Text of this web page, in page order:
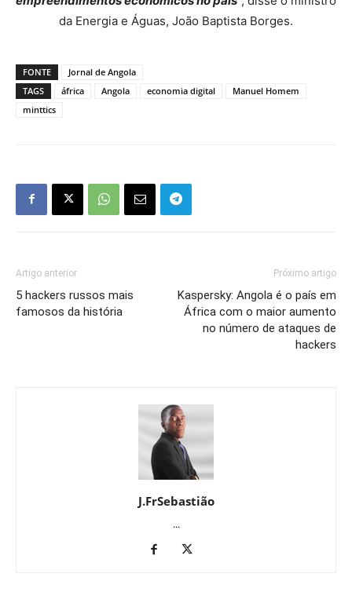
da Energia e Águas, João Baptista Borges.
FONTE
Jornal de Angola
TAGS
áfrica Angola economia digital
Manuel Homem
minttics
Artigo anterior
5 hackers russos mais
famosos da história
Próximo artigo
Kaspersky: Angola é o país em
África com o maior aumento
no número de ataques de
hackers
J.FrSebastião
...